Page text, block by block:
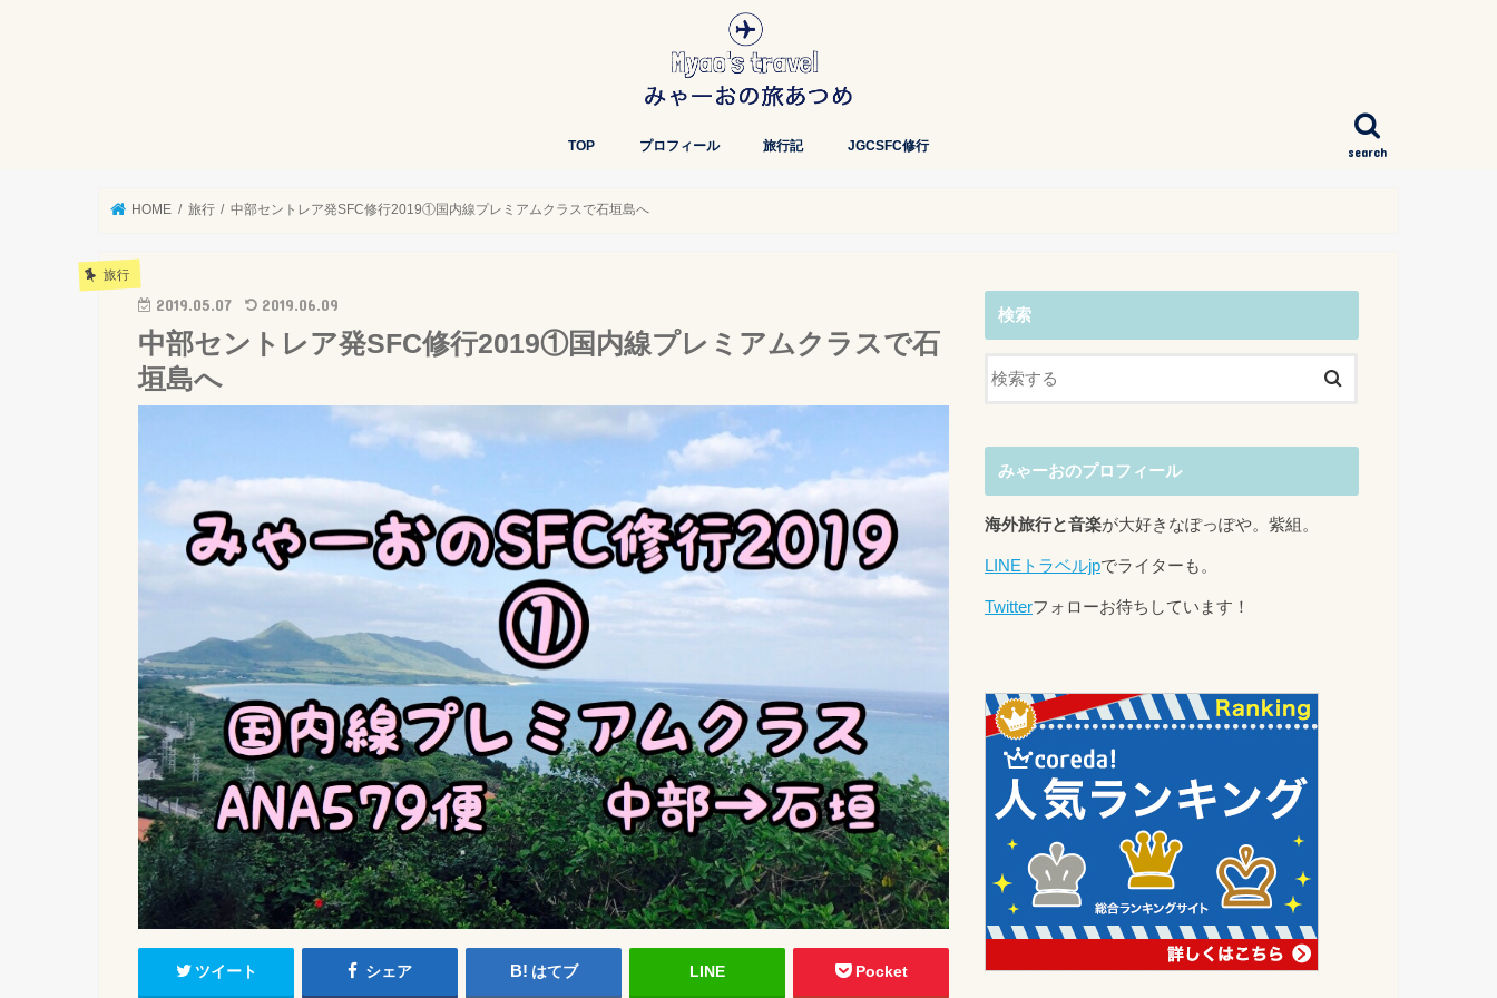
search
TOP プロフィール 旅行記 JGCSFC修行
HOME 旅行 中部セントレア発SFC修行2019①国内線プレミアムクラスで石垣島へ
旅行
2019.05.07 2019.06.09
中部セントレア発SFC修行2019①国内線プレミアムクラスで石
垣島へ
ツイート シェア はてブ LINE Pocket
検索
みゃーおのプロフィール
海外旅行と音楽が大好きなぽっぽや。紫組。
LINEトラベルjpでライターも。
Twitterフォローお待ちしています！